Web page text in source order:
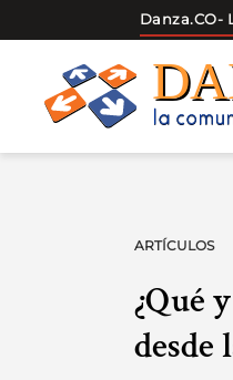
Danza.CO-
content
ARTÍCULOS
¿Qué
desde